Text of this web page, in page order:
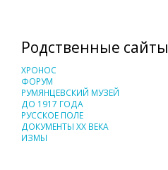
Родственные сайты
ХРОНОС
ФОРУМ
РУМЯНЦЕВСКИЙ МУЗЕЙ
ДО 1917 ГОДА
РУССКОЕ ПОЛЕ
ДОКУМЕНТЫ XX ВЕКА
ИЗМЫ